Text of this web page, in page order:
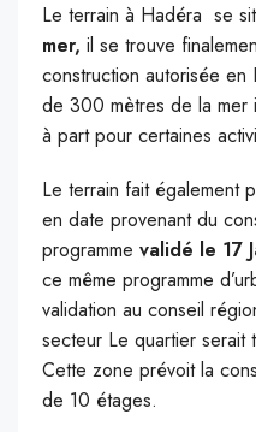
Le terrain à Hadéra se
mer, il se trouve
construction autorisée en
de 300 mètres de la mer
à part pour certaines
Le terrain fait également
en date provenant du
programme validé le 17
ce même programme
validation au conseil
secteur Le quartier serait
Cette zone prévoit la
de 10 étages.